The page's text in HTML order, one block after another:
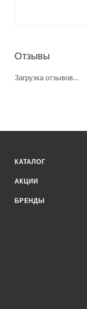
Отзывы
Загрузка отзывов...
КАТАЛОГ
АКЦИИ
БРЕНДЫ